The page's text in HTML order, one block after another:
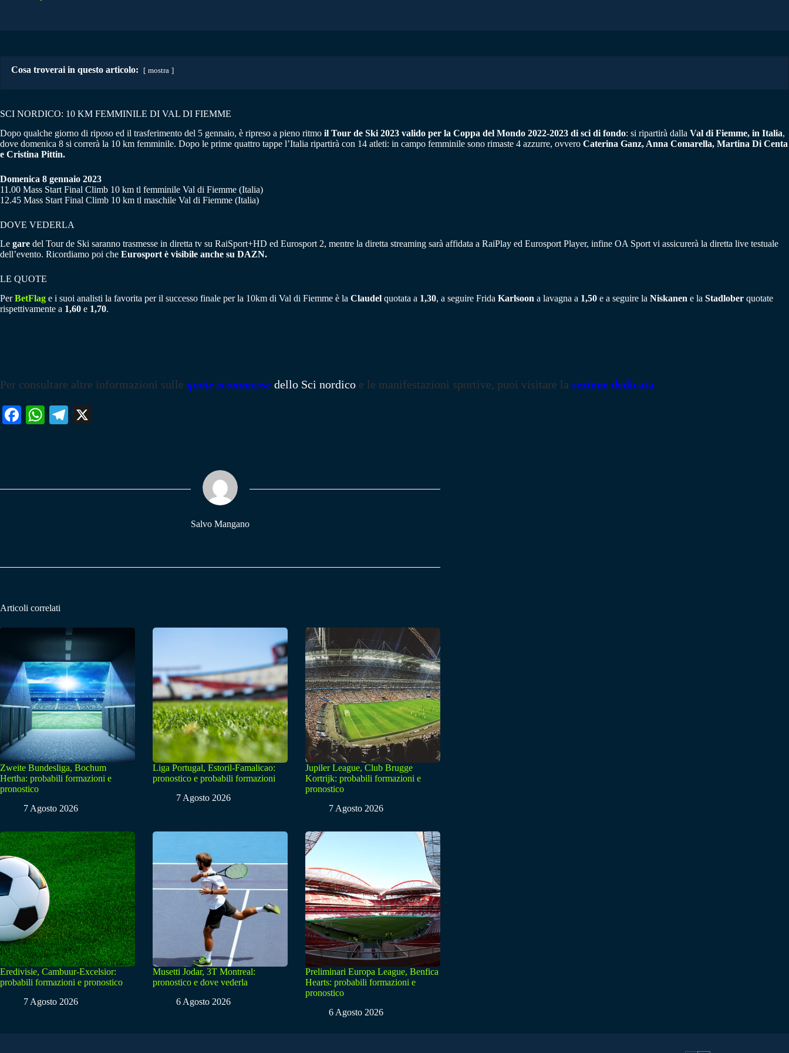
Cosa troverai in questo articolo: mostra
SCI NORDICO: 10 KM FEMMINILE DI VAL DI FIEMME
Dopo qualche giorno di riposo ed il trasferimento del 5 gennaio, è ripreso a pieno ritmo il Tour de Ski 2023 valido per la Coppa del Mondo 2022-2023 di sci di fondo: si ripartirà dalla Val di Fiemme, in Italia,
dove domenica 8 si correrà la 10 km femminile. Dopo le prime quattro tappe l’Italia ripartirà con 14 atleti: in campo femminile sono rimaste 4 azzurre, ovvero Caterina Ganz, Anna Comarella, Martina Di Centa
e Cristina Pittin.
Domenica 8 gennaio 2023
11.00 Mass Start Final Climb 10 km tl femminile Val di Fiemme (Italia)
12.45 Mass Start Final Climb 10 km tl maschile Val di Fiemme (Italia)
DOVE VEDERLA
Le gare del Tour de Ski saranno trasmesse in diretta tv su RaiSport+HD ed Eurosport 2, mentre la diretta streaming sarà affidata a RaiPlay ed Eurosport Player, infine OA Sport vi assicurerà la diretta live testuale
dell’evento. Ricordiamo poi che Eurosport è visibile anche su DAZN.
LE QUOTE
PerBetFlag e i suoi analisti la favorita per il successo finale per la 10km di Val di Fiemme è la Claudel quotata a 1,30, a seguire Frida Karlsoon a lavagna a 1,50 e a seguire la Niskanen e la Stadlober quotate
rispettivamente a 1,60 e 1,70.
Per consultare altre informazioni sulle quote scommesse dello Sci nordico e le manifestazioni sportive, puoi visitare la sezione dedicata
Fa W
pp
Te
m
Salvo Mangano
Articoli correlati
Zweite Bundesliga, Bochum
Hertha: probabili formazioni e
pronostico
7 Agosto 2026
Liga Portugal, Estoril-Famalicao:
pronostico e probabili formazioni
7 Agosto 2026
Jupiler League, Club Brugge
Kortrijk: probabili formazioni e
pronostico
7 Agosto 2026
Eredivisie, Cambuur-Excelsior:
probabili formazioni e pronostico
7 Agosto 2026
Musetti Jodar, 3T Montreal:
pronostico e dove vederla
6 Agosto 2026
Preliminari Europa League, Benfica
Hearts: probabili formazioni e
pronostico
6 Agosto 2026